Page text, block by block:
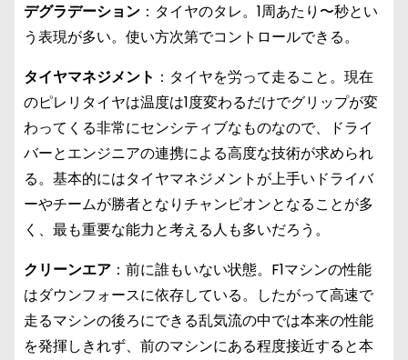
デグラデーション ：タイヤのタレ。1周あたり〜秒とい
う表現が多い。使い方次第でコントロールできる。
タイヤマネジメント ：タイヤを労って走ること。現在
のピレリタイヤは温度は1度変わるだけでグリップが変
わってくる非常にセンシティブなものなので、ドライ
バーとエンジニアの連携による高度な技術が求められ
る。基本的にはタイヤマネジメントが上手いドライバ
ーやチームが勝者となりチャンピオンとなることが多
く、最も重要な能力と考える人も多いだろう。
クリーンエア ：前に誰もいない状態。F1マシンの性能
はダウンフォースに依存している。したがって高速で
走るマシンの後ろにできる乱気流の中では本来の性能
を発揮しきれず、前のマシンにある程度接近すると本